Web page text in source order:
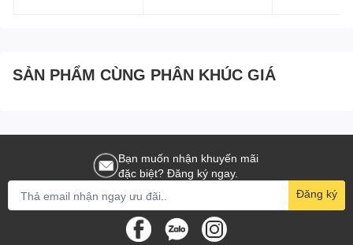
SẢN PHẨM CÙNG PHÂN KHÚC GIÁ
Bạn muốn nhận khuyến mãi
đặc biệt? Đăng ký ngay.
Đăng ký